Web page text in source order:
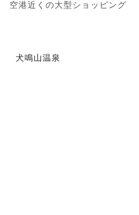
空港近くの大型ショッピング
犬鳴山温泉